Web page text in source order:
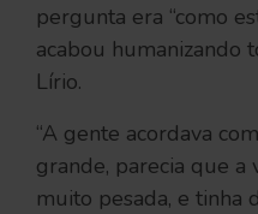
pergunta era “como
acabou humanizando
Lírio.
“A gente acordava
grande, parecia que a
muito pesada, e tinha